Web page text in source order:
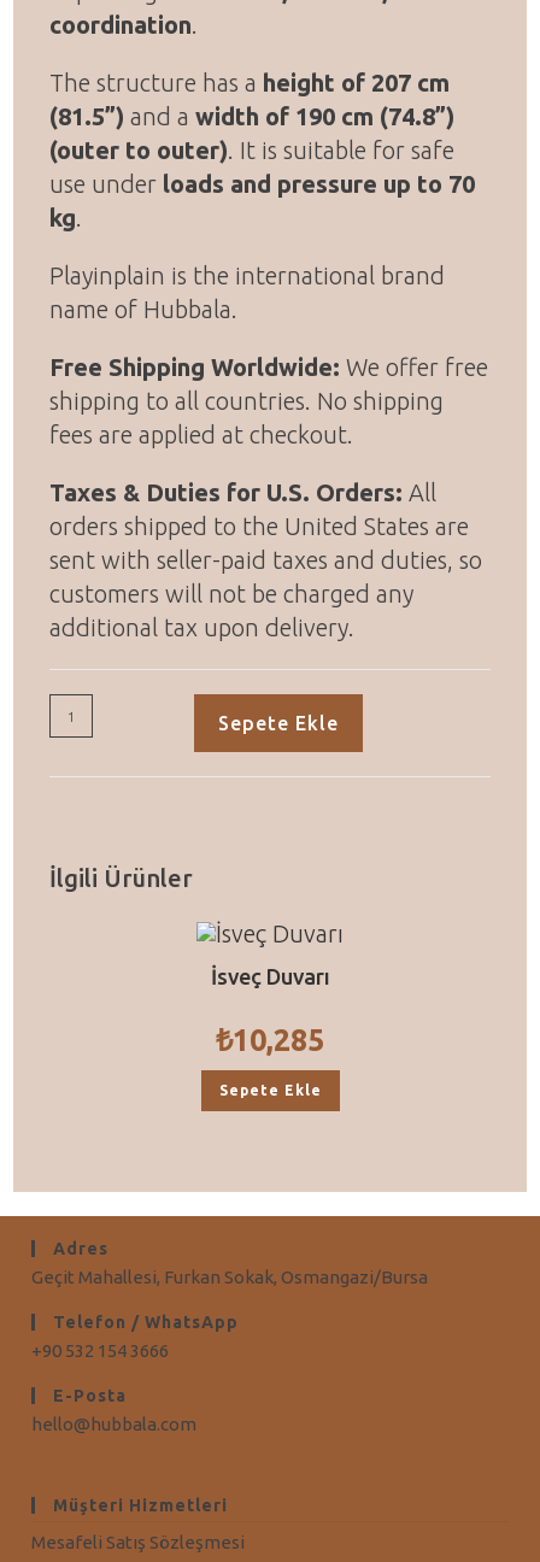
coordination.
The structure has a height of 207 cm
(81.5”) and awidth of 190 cm (74.8”)
(outer to outer). It is suitable for safe
use under loads and pressure up to 70
kg.
Playinplain is the international brand
name of Hubbala.
Free Shipping Worldwide: We offer free
shipping to all countries. No shipping
fees are applied at checkout.
Taxes & Duties for U.S. Orders: All
orders shipped to the United States are
sent with seller-paid taxes and duties, so
customers will not be charged any
additional tax upon delivery.
Parkuru
Sepete Ekle
İlgili Ürünler
İsveç Duvarı
₺10,285
Sepete Ekle
Adres
Geçit Mahallesi, Furkan Sokak, Osmangazi/Bursa
Telefon / WhatsApp
+90 532 154 3666
E-Posta
hello@hubbala.com
Müşteri Hizmetleri
Mesafeli Satış Sözleşmesi